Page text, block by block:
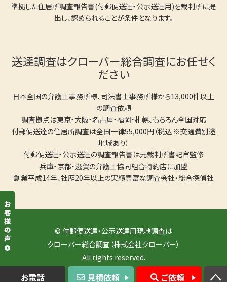
お電話 見積依頼 ご依頼
準拠した住居所調査報告書(付郵便送達・公示送達用)を裁判所に提
出し、認められることが条件となります。
送達調査はクローバー総合調査にお任せく
ださい
日本全国の弁護士事務所様、司法書士事務所様から13,000件以上
の調査依頼
調査拠点は東京・大阪・名古屋・福岡・札幌、もちろん全国対応
付郵便送達の住居所調査は全国一律55,000円（税込 ※交通費別途
地域あり）
付郵便送達・公示送達の調査報告書は元裁判所書記官監修
兵庫・京都・滋賀の弁護士協同組合特約店に加盟
創業平成14年、社歴20年以上の実績豊富な調査会社・総合探偵社
© 付郵便送達・公示送達用現地調査は
クローバー総合調査（株式会社クローバー）
All rights reserved.